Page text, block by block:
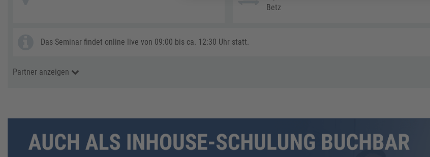
Betz
Das Seminar findet online live von 09:00 bis ca. 12:30 Uhr statt.
Partner anzeigen